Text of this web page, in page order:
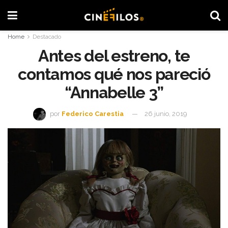
Home Destacado
Antes del estreno, te
contamos qué nos pareció
“Annabelle 3”
por Federico Carestia 26 junio, 2019